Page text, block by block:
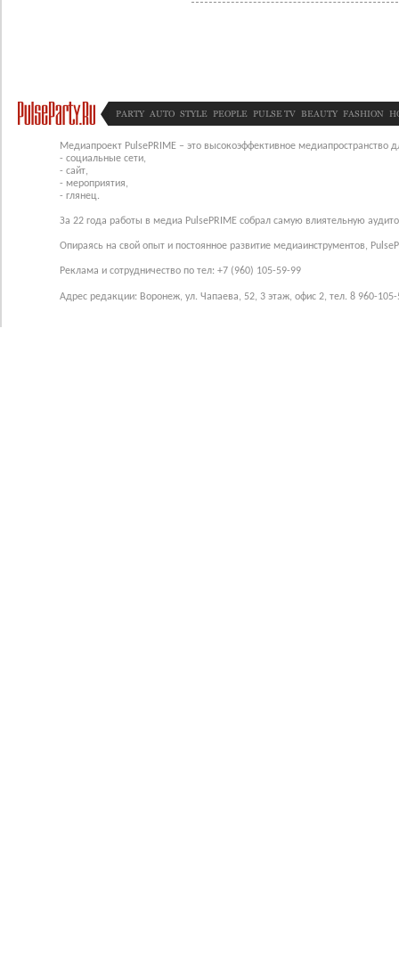
PARTY AUTO STYLE PEOPLE PULSE TV BEAUTY FASHION
Медиапроект PulsePRIME – это высокоэффективное медиапространство
- социальные сети,
- сайт,
- мероприятия,
- глянец.
За 22 года работы в медиа PulsePRIME собрал самую влиятельную
Опираясь на свой опыт и постоянное развитие медиаинструментов,
Реклама и сотрудничество по тел: +7 (960) 105-59-99
Адрес редакции: Воронеж, ул. Чапаева, 52, 3 этаж, офис 2, тел. 8 960-